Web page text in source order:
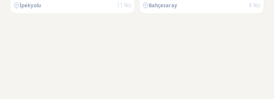
İpekyolu 11 Nis Bahçesaray 8 Nis